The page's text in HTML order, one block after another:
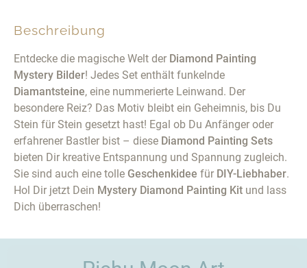
Beschreibung
Entdecke die magische Welt der Diamond Painting
Mystery Bilder! Jedes Set enthält funkelnde
Diamantsteine, eine nummerierte Leinwand. Der
besondere Reiz? Das Motiv bleibt ein Geheimnis, bis Du
Stein für Stein gesetzt hast! Egal ob Du Anfänger oder
erfahrener Bastler bist – diese Diamond Painting Sets
bieten Dir kreative Entspannung und Spannung zugleich.
Sie sind auch eine tolle Geschenkidee für DIY-Liebhaber.
Hol Dir jetzt Dein Mystery Diamond Painting Kit und lass
Dich überraschen!